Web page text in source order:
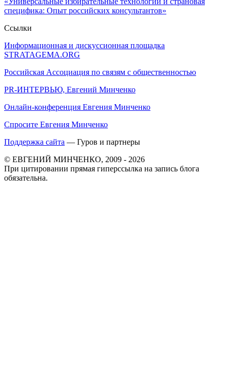
специфика: Опыт российских консультантов»
Ссылки
Информационная и дискуссионная площадка
STRATAGEMA.ORG
Российская Ассоциация по связям с общественностью
PR-ИНТЕРВЬЮ, Евгений Минченко
Онлайн-конференция Евгения Минченко
Спросите Евгения Минченко
Поддержка сайта — Гуров и партнеры
© ЕВГЕНИЙ МИНЧЕНКО, 2009 - 2026
При цитировании прямая гиперссылка на запись блога
обязательна.